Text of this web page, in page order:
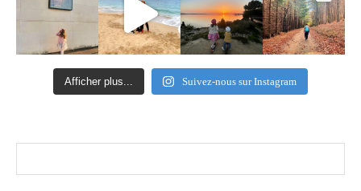
Afficher plus... Suivez-nous sur Instagram